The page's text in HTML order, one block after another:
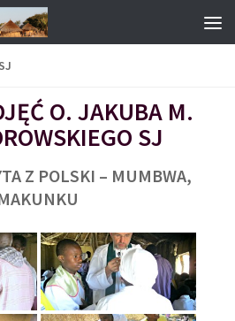
O. JAKUBA M.
SJ
Z POLSKI – MUMBWA,